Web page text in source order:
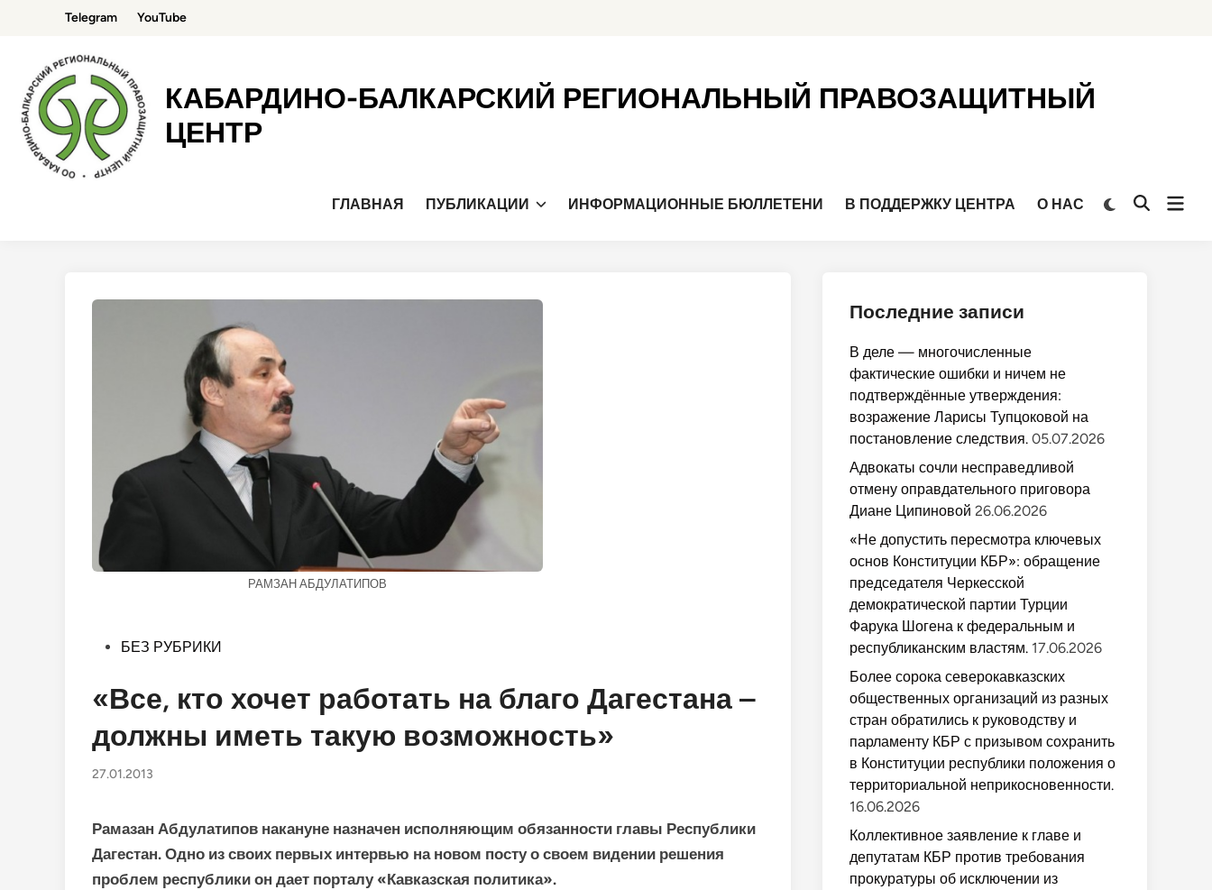
содержимому
Telegram YouTube
КАБАРДИНО-БАЛКАРСКИЙ РЕГИОНАЛЬНЫЙ ПРАВОЗАЩИТНЫЙ
ЦЕНТР
ГЛАВНАЯ ПУБЛИКАЦИИ ИНФОРМАЦИОННЫЕ БЮЛЛЕТЕНИ В ПОДДЕРЖКУ ЦЕНТРА О НАС
Переключить
Открыть
РАМЗАН АБДУЛАТИПОВ
Опубликовано
БЕЗ РУБРИКИ
«Все, кто хочет работать на благо Дагестана –
должны иметь такую возможность»
27.01.2013
Рамазан Абдулатипов накануне назначен исполняющим обязанности главы Республики
Дагестан. Одно из своих первых интервью на новом посту о своем видении решения
проблем республики он дает порталу «Кавказская политика».
Последние записи
В деле — многочисленные
фактические ошибки и ничем не
подтверждённые утверждения:
возражение Ларисы Тупцоковой на
постановление следствия. 05.07.2026
Адвокаты сочли несправедливой
отмену оправдательного приговора
Диане Ципиновой 26.06.2026
«Не допустить пересмотра ключевых
основ Конституции КБР»: обращение
председателя Черкесской
демократической партии Турции
Фарука Шогена к федеральным и
республиканским властям. 17.06.2026
Более сорока северокавказских
общественных организаций из разных
стран обратились к руководству и
парламенту КБР с призывом сохранить
в Конституции республики положения о
территориальной неприкосновенности.
16.06.2026
Коллективное заявление к главе и
депутатам КБР против требования
прокуратуры об исключении из